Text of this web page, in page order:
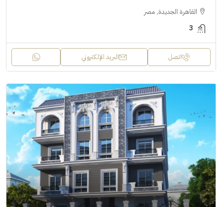
القاهرة الجديدة, مصر
3
اتصل البريد الإلكتروني